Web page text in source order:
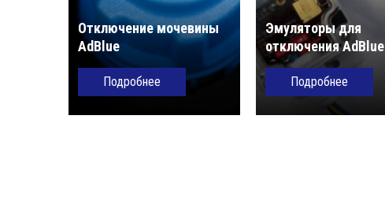
Отключение мочевины
AdBlue
Подробнее
Эмуляторы для
отключения AdBlue
Подробнее